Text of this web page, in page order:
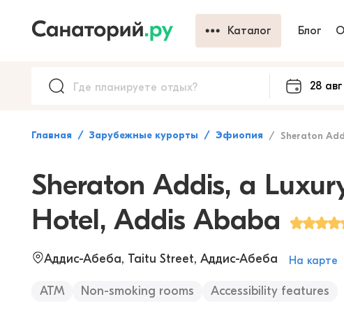
Каталог Блог
Главная Зарубежные курорты Эфиопия Sheraton Addis, a Luxury Collection
Sheraton Addis, a
Hotel, Addis Ababa
Аддис-Абеба, Taitu Street, Аддис-Абеба На карте
ATM Non-smoking rooms Accessibility features